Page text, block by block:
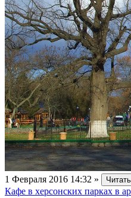
1 Февраля 2016 14:32 » Читать
Кафе в херсонских парках в